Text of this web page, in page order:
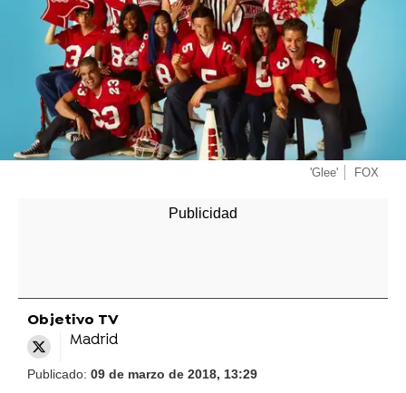
'Glee' FOX
Objetivo TV
Madrid
Publicado: 09 de marzo de 2018, 13:29